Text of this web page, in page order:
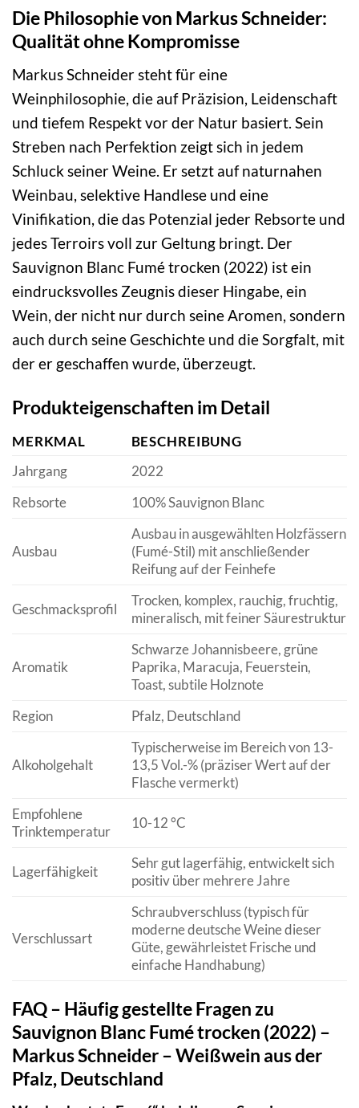
Die Philosophie von Markus Schneider:
Qualität ohne Kompromisse
Markus Schneider steht für eine
Weinphilosophie, die auf Präzision, Leidenschaft
und tiefem Respekt vor der Natur basiert. Sein
Streben nach Perfektion zeigt sich in jedem
Schluck seiner Weine. Er setzt auf naturnahen
Weinbau, selektive Handlese und eine
Vinifikation, die das Potenzial jeder Rebsorte und
jedes Terroirs voll zur Geltung bringt. Der
Sauvignon Blanc Fumé trocken (2022) ist ein
eindrucksvolles Zeugnis dieser Hingabe, ein
Wein, der nicht nur durch seine Aromen, sondern
auch durch seine Geschichte und die Sorgfalt, mit
der er geschaffen wurde, überzeugt.
Produkteigenschaften im Detail
MERKMAL
BESCHREIBUNG
Jahrgang
2022
Rebsorte
100% Sauvignon Blanc
Ausbau
Ausbau in ausgewählten Holzfässern
(Fumé-Stil) mit anschließender
Reifung auf der Feinhefe
Geschmacksprofil
Trocken, komplex, rauchig, fruchtig,
mineralisch, mit feiner Säurestruktur
Aromatik
Schwarze Johannisbeere, grüne
Paprika, Maracuja, Feuerstein,
Toast, subtile Holznote
Region
Pfalz, Deutschland
Alkoholgehalt
Typischerweise im Bereich von 13-
13,5 Vol.-% (präziser Wert auf der
Flasche vermerkt)
Empfohlene
Trinktemperatur
10-12 °C
Lagerfähigkeit
Sehr gut lagerfähig, entwickelt sich
positiv über mehrere Jahre
Verschlussart
Schraubverschluss (typisch für
moderne deutsche Weine dieser
Güte, gewährleistet Frische und
einfache Handhabung)
FAQ – Häufig gestellte Fragen zu
Sauvignon Blanc Fumé trocken (2022) –
Markus Schneider – Weißwein aus der
Pfalz, Deutschland